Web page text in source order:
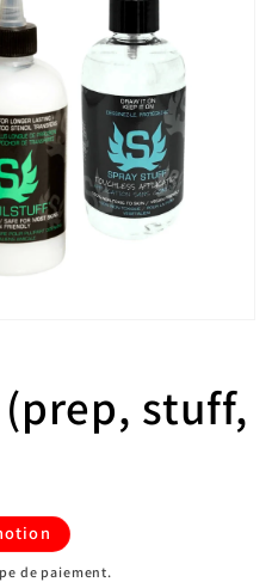
stuff,
de paiement.